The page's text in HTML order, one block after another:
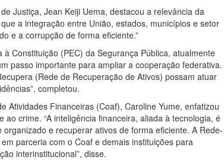
Justiça, Jean Keiji Uema, destacou a relevância da
a integração entre União, estados, municípios e setor
e a corrupção de forma eficiente.”
Constituição (PEC) da Segurança Pública, atualmente
passo importante para ampliar a cooperação federativa.
(Rede de Recuperação de Ativos) possam atuar
completou.
Atividades Financeiras (Coaf), Caroline Yume, enfatizou
crime. “A inteligência financeira, aliada à tecnologia, é
e recuperar ativos de forma eficiente. A Rede-
parceria com o Coaf e demais instituições para
interinstitucional”, disse.